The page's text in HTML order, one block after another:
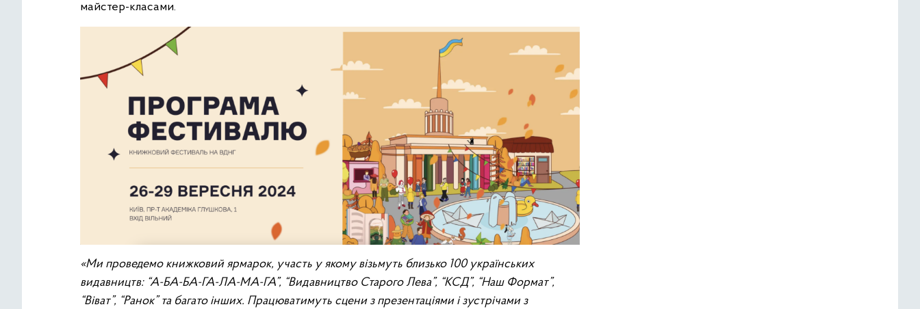
майстер-класами.
«Ми проведемо книжковий ярмарок, участь у якому візьмуть близько 100 українських
видавництв: “А-БА-БА-ГА-ЛА-МА-ГА”, “Видавництво Старого Лева”, “КСД”, “Наш Формат”,
“Віват”, “Ранок” та багато інших. Працюватимуть сцени з презентаціями і зустрічами з